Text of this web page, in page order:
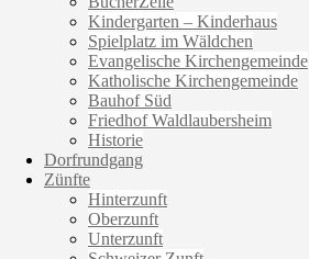
Kindergarten – Kinderhaus
Spielplatz im Wäldchen
Evangelische Kirchengemeinde
Katholische Kirchengemeinde
Bauhof Süd
Friedhof Waldlaubersheim
Historie
Dorfrundgang
Zünfte
Hinterzunft
Oberzunft
Unterzunft